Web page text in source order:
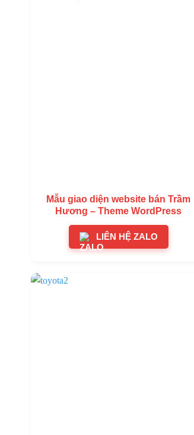
Mẫu giao diện website bán Trầm
Hương – Theme WordPress
LIÊN HỆ ZALO